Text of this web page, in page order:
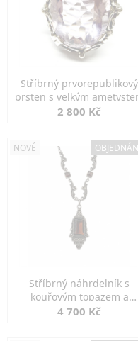
Stříbrný prvorepublikový
prsten s velkým
2 800 Kč
NOVÉ
Stříbrný náhrdelník s
kouřovým topazem a
markazity
4 700 Kč